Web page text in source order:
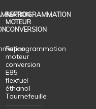
REPROGRAMMATION
MOTEUR
CONVERSION
Reprogrammation
moteur
conversion
E85
flexfuel
éthanol
Tournefeuille